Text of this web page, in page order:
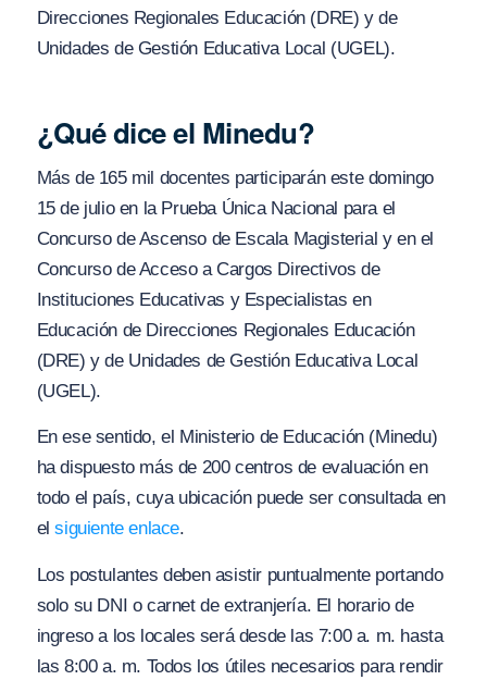
Direcciones Regionales Educación (DRE) y de
Unidades de Gestión Educativa Local (UGEL).
¿Qué dice el Minedu?
Más de 165 mil docentes participarán este domingo
15 de julio en la Prueba Única Nacional para el
Concurso de Ascenso de Escala Magisterial y en el
Concurso de Acceso a Cargos Directivos de
Instituciones Educativas y Especialistas en
Educación de Direcciones Regionales Educación
(DRE) y de Unidades de Gestión Educativa Local
(UGEL).
En ese sentido, el Ministerio de Educación (Minedu)
ha dispuesto más de 200 centros de evaluación en
todo el país, cuya ubicación puede ser consultada en
elsiguiente enlace.
Los postulantes deben asistir puntualmente portando
solo su DNI o carnet de extranjería. El horario de
ingreso a los locales será desde las 7:00 a. m. hasta
las 8:00 a. m. Todos los útiles necesarios para rendir